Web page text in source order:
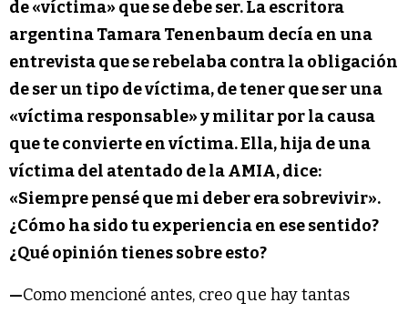
de «víctima» que se debe ser. La escritora
argentina Tamara Tenenbaum decía en una
entrevista que se rebelaba contra la obligación
de ser un tipo de víctima, de tener que ser una
«víctima responsable» y militar por la causa
que te convierte en víctima. Ella, hija de una
víctima del atentado de la AMIA, dice:
«Siempre pensé que mi deber era sobrevivir».
¿Cómo ha sido tu experiencia en ese sentido?
¿Qué opinión tienes sobre esto?
—Como mencioné antes, creo que hay tantas